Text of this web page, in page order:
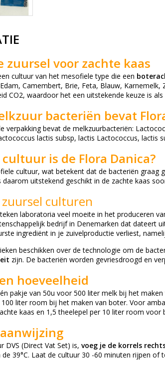
zuursel voor zachte kaas
cultuur van het mesofiele type die een
Camembert, Brie, Feta, Blauw,
CO2, waardoor het een uitstekende keuze is
bacteriën bevat
verpakking bevat de melkzuurbacteriën:
lactis subsp, lactis Lactococcus, lactis
is de Flora Danica?
cultuur, wat betekent dat de bacteriën graag
daarom uitstekend geschikt in de zachte kaas
culturen
laboratoria veel moeite in het produceren
bedrijf in Denemarken dat dateert
ingrediënt in je zuivelproductie verliest,
beschikken over de technologie om de
zijn. De bacteriën worden gevriesdroogd en
hoeveelheid
pakje van 50u voor 500 liter melk bij het
liter room bij het maken van boter. Voor
kaas en 1,5 theelepel per 10 liter room voor
DVS (Direct Vat Set) is, voeg je de korrels
39°C. Laat de cultuur 30 -60 minuten rijpen